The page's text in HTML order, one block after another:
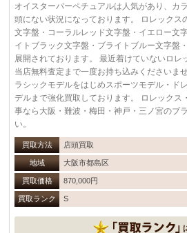
オイスターパーペチュアルは人気があり、カ
頭にない状況になっております。 ロレックスの124300はターコイズブルー
文字盤・コーラルレッド文字盤・イエロー文
イトブラック文字盤・ブライトブルー文字盤
展開されております。 最近着けていないロレックスがございましたらぜひ
当店無料査定まで一度お持ち込みくださいませ。 当店ではロレックス
ラシックモデルをはじめスポーツモデル・ド
デルまで強化買取しております。 ロレックス・高級ブランド腕時計買取の
事なら大阪・難波・梅田・神戸・三ノ宮のブ
い。
買取方法 店頭買取
地域 大阪市都島区
買取価格 870,000円
買取ランク S